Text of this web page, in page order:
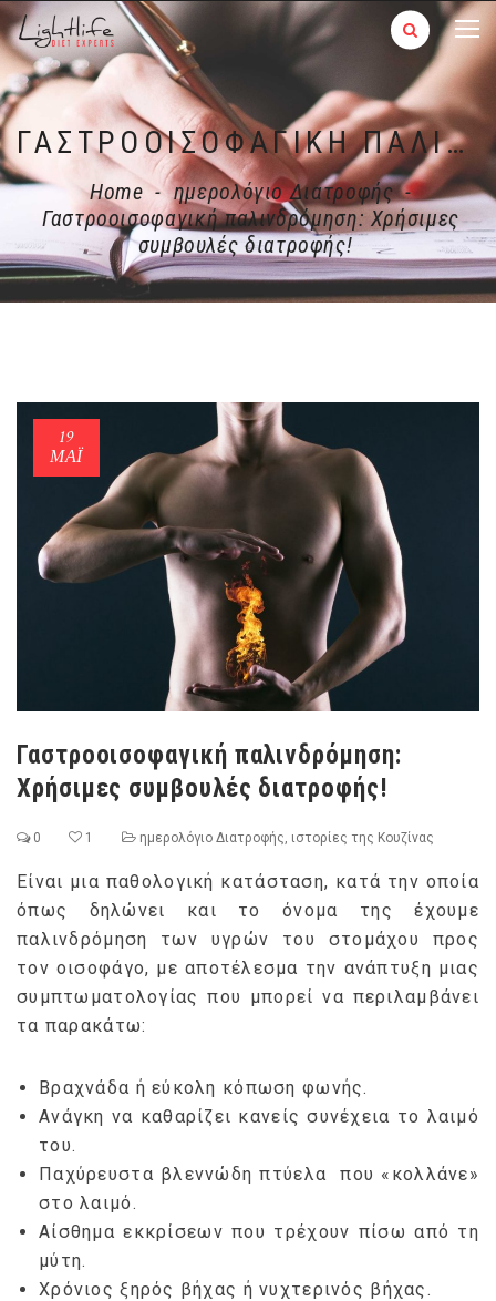
ΓΑΣΤΡΟΟΙΣΟΦΑΓΙΚΉ ΠΑΛΙΝΔΡΌΜΗΣΗ: ΧΡΉΣΙΜΕΣ ΣΥΜΒΟΥΛΈΣ ΔΙΑΤΡΟΦΉΣ!
Home - ημερολόγιο Διατροφής -
Γαστροοισοφαγική παλινδρόμηση: Χρήσιμες
συμβουλές διατροφής!
19
ΜΑΪ́
Γαστροοισοφαγική παλινδρόμηση:
Χρήσιμες συμβουλές διατροφής!
0 1 ημερολόγιο Διατροφής ιστορίες της Κουζίνας
Είναι μια παθολογική κατάσταση, κατά την οποία
όπως δηλώνει και το όνομα της έχουμε
παλινδρόμηση των υγρών του στομάχου προς
τον οισοφάγο, με αποτέλεσμα την ανάπτυξη μιας
συμπτωματολογίας που μπορεί να περιλαμβάνει
τα παρακάτω:
Βραχνάδα ή εύκολη κόπωση φωνής.
Ανάγκη να καθαρίζει κανείς συνέχεια το λαιμό
του.
Παχύρευστα βλεννώδη πτύελα που «κολλάνε»
στο λαιμό.
Αίσθημα εκκρίσεων που τρέχουν πίσω από τη
μύτη.
Χρόνιος ξηρός βήχας ή νυχτερινός βήχας.